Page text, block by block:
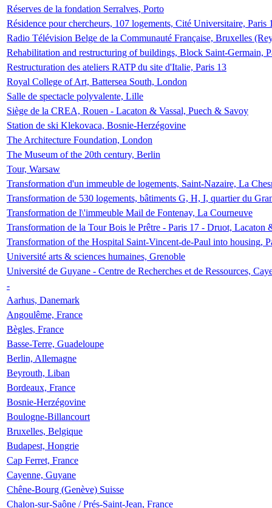
Réserves de la fondation Serralves, Porto
Résidence pour chercheurs, 107 logements, Cité Universitaire, Paris
Radio Télévision Belge de la Communauté Française, Bruxelles
Rehabilitation and restructuring of buildings, Block Saint-Germain,
Restructuration des ateliers RATP du site d'Italie, Paris 13
Royal College of Art, Battersea South, London
Salle de spectacle polyvalente, Lille
Siège de la CREA, Rouen - Lacaton & Vassal, Puech & Savoy
Station de ski Klekovaca, Bosnie-Herzégovine
The Architecture Foundation, London
The Museum of the 20th century, Berlin
Tour, Warsaw
Transformation d'un immeuble de logements, Saint-Nazaire, La
Transformation de 530 logements, bâtiments G, H, I, quartier du
Transformation de l\'immeuble Mail de Fontenay, La Courneuve
Transformation de la Tour Bois le Prêtre - Paris 17 - Druot, Lacaton
Transformation of the Hospital Saint-Vincent-de-Paul into housing,
Université arts & sciences humaines, Grenoble
Université de Guyane - Centre de Recherches et de Ressources,
-
Aarhus, Danemark
Angoulême, France
Bègles, France
Basse-Terre, Guadeloupe
Berlin, Allemagne
Beyrouth, Liban
Bordeaux, France
Bosnie-Herzégovine
Boulogne-Billancourt
Bruxelles, Belgique
Budapest, Hongrie
Cap Ferret, France
Cayenne, Guyane
Chêne-Bourg (Genève) Suisse
Chalon-sur-Saône / Prés-Saint-Jean, France